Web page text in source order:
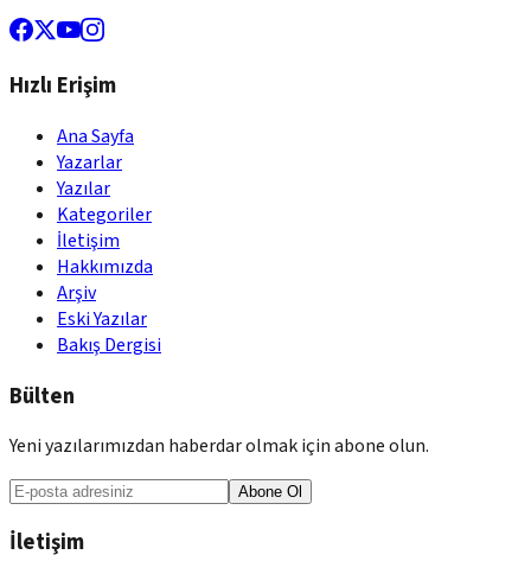
Hızlı Erişim
Ana Sayfa
Yazarlar
Yazılar
Kategoriler
İletişim
Hakkımızda
Arşiv
Eski Yazılar
Bakış Dergisi
Bülten
Yeni yazılarımızdan haberdar olmak için abone olun.
Abone Ol
İletişim